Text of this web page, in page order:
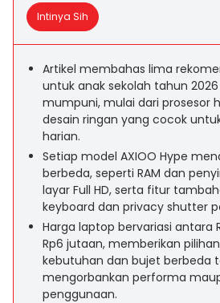
Intinya Sih
Artikel membahas lima
untuk anak sekolah tahun
mumpuni, mulai dari prosesor
desain ringan yang cocok
harian.
Setiap model AXIOO Hype
berbeda, seperti RAM dan
layar Full HD, serta fitur
keyboard dan privacy shutter
Harga laptop bervariasi antara
Rp6 jutaan, memberikan
kebutuhan dan bujet berbeda
mengorbankan performa
penggunaan.